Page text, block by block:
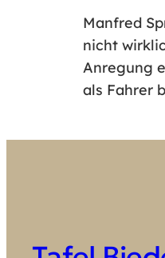
Manfred
nicht
Anregung
als Fahrer